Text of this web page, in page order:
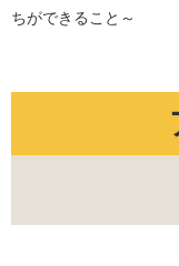
ちができること～